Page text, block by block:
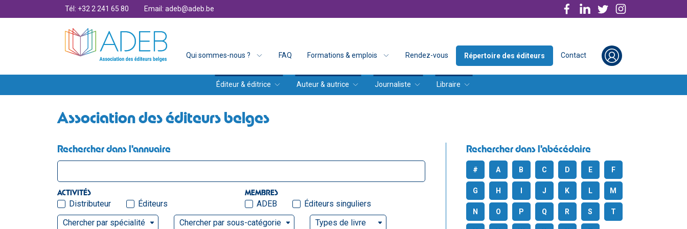
Tél: +32 2 241 65 80 Email: adeb@adeb.be
Qui sommes-nous ? FAQ Formations & emplois Rendez-vous Répertoire des éditeurs Contact
Éditeur & éditrice Auteur & autrice Journaliste Libraire
Association des éditeurs belges
Rechercher dans l'abécédaire
# A B C D E F
G H J K L M
N O P Q R S T
Rechercher dans l'annuaire
ACTIVITÉS
Distributeur Éditeurs
MEMBRES
ADEB
Éditeurs singuliers
Chercher par spécialité
Chercher par sous-catégorie Types de livre